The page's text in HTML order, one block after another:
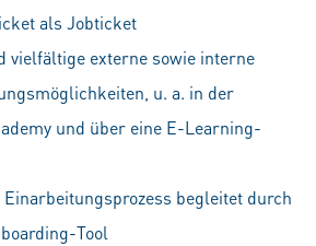
als Jobticket
vielfältige externe sowie interne
u. a. in der
und über eine E-Learning-
begleitet durch
Tool